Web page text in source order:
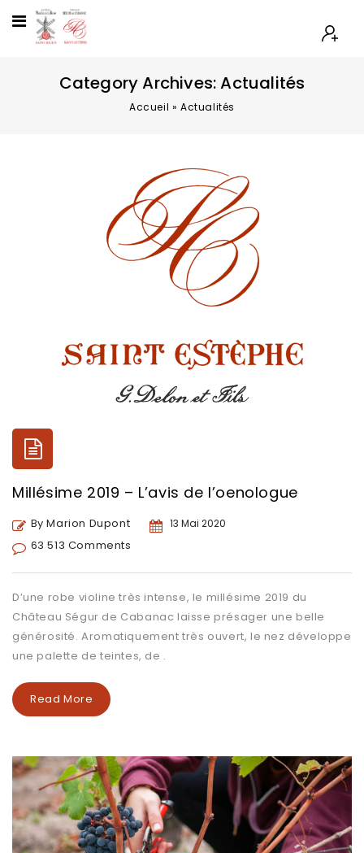
Category Archives: Actualités
Accueil » Actualités
Millésime 2019 – L’avis de l’oenologue
By Marion Dupont 13 Mai 2020
63 513 Comments
D’une robe violine très intense, le millésime 2019 du
Château Ségur de Cabanac laisse présager une belle
générosité. Aromatiquement très ouvert, le nez développe
une palette de teintes, de .
Read More